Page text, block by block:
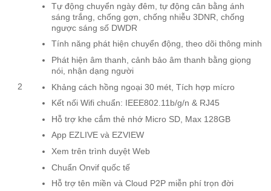
2
Tự động chuyển ngày đêm, tự động cân bằng ánh
sáng trắng, chống gợn, chống nhiễu 3DNR, chống
ngược sáng số DWDR
Tính năng phát hiện chuyển động, theo dõi thông minh
Phát hiện âm thanh, cảnh bảo âm thanh bằng giọng
nói, nhận dạng người
Khảng cách hồng ngoại 30 mét, Tích hợp mícro
Kết nối Wifi chuẩn: IEEE802.11b/g/n & RJ45
Hỗ trợ khe cắm thẻ nhớ Micro SD, Max 128GB
App EZLIVE và EZVIEW
Xem trên trình duyệt Web
Chuẩn Onvif quốc tế
Hỗ trợ tên miền và Cloud P2P miễn phí trọn đời